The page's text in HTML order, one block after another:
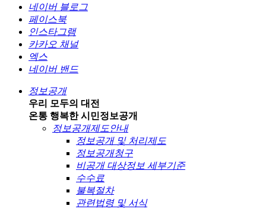
네이버 블로그
페이스북
인스타그램
카카오 채널
엑스
네이버 밴드
정보공개
우리 모두의 대전
온통 행복한 시민정보공개
정보공개제도안내
정보공개 및 처리제도
정보공개청구
비공개 대상정보 세부기준
수수료
불복절차
관련법령 및 서식